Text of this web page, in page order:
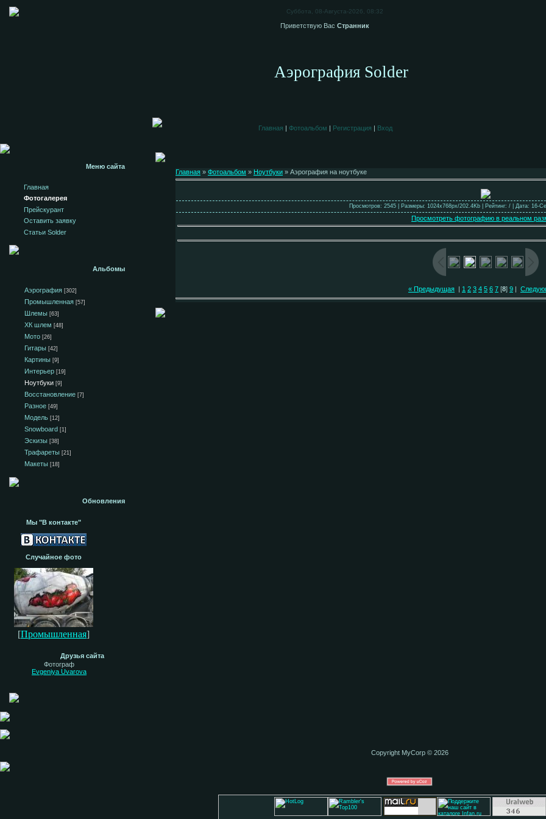
Суббота, 08-Августа-2026, 08:32
Приветствую Вас Странник
Аэрография Solder
Главная | Фотоальбом | Регистрация | Вход
Меню сайта
Главная
Фотогалерея
Прейскурант
Оставить заявку
Статьи Solder
Альбомы
Аэрография [302]
Промышленная [57]
Шлемы [63]
ХК шлем [48]
Мото [26]
Гитары [42]
Картины [9]
Интерьер [19]
Ноутбуки [9]
Восстановление [7]
Разное [49]
Модель [12]
Snowboard [1]
Эскизы [38]
Трафареты [21]
Макеты [18]
Обновления
Мы "В контакте"
Случайное фото
[Промышленная]
Друзья сайта
Фотограф
Evgeniya Uvarova
Главная » Фотоальбом » Ноутбуки » Аэрография на ноутбуке
Просмотров: 2545 | Размеры: 1024x768px/202.4Kb | Рейтинг: / | Дата: 16-
Просмотреть фотографию в реальном
« Предыдущая | 1 2 3 4 5 6 7 [8] 9 |
Copyright MyCorp © 2026